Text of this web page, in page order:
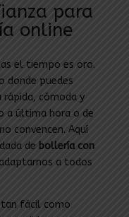
para
online
el tiempo es oro.
donde puedes
cómoda y
a última hora o de
convencen. Aquí
de bollería con
a todos
tan fácil como